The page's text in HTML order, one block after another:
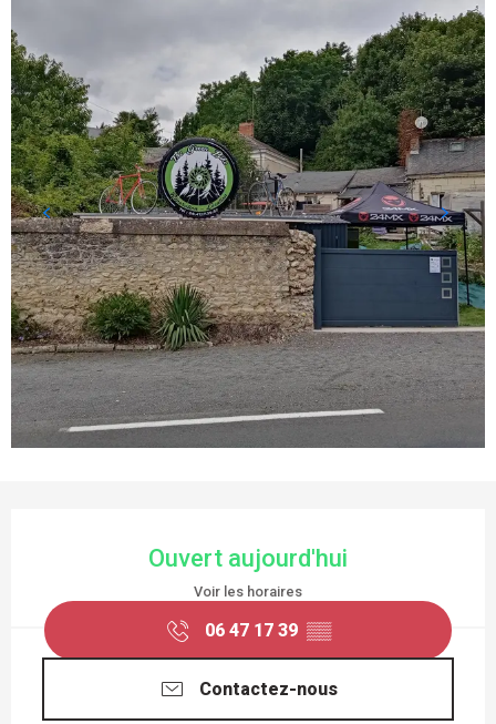
Ouvert aujourd'hui
Voir les horaires
06 47 17 39 ▒▒
Contactez-nous